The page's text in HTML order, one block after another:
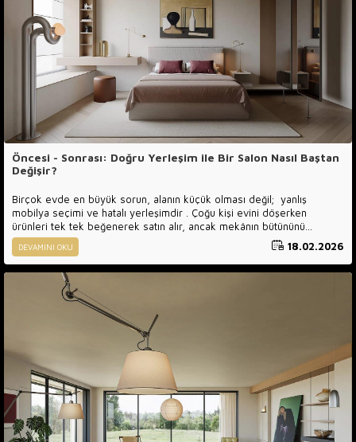
Öncesi - Sonrası: Doğru Yerleşim ile Bir Salon Nasıl Baştan
Değişir?
Birçok evde en büyük sorun, alanın küçük olması değil; yanlış
mobilya seçimi ve hatalı yerleşimdir . Çoğu kişi evini döşerken
ürünleri tek tek beğenerek satın alır, ancak mekânın bütününü
düşünmeden yapılan seçimler zamanla şu sorunlara yol açar:
DEVAMINI OKU 18.02.2026